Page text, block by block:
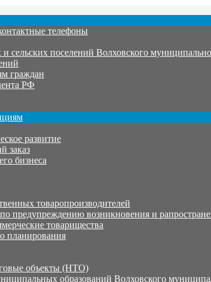
телефоны
сельских поселений Волховского
граждан
РФ
развитие
заказ
бизнеса
товаропроизводителей
предупреждению возникновения и
товарищества
планирования
объекты (НТО)
образований Волховского